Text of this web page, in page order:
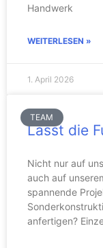
Handwerk
WEITERLESEN »
1. April 2026
TEAM
Lasst die
Nicht nur auf
auch auf
spannende
anfertigen?